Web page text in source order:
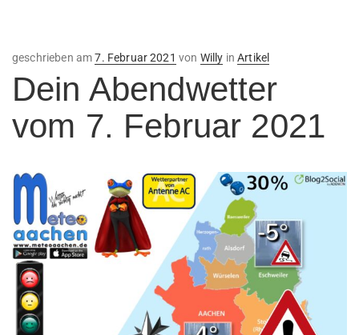
geschrieben amVeröffentlicht
am
7. Februar 2021 von Willy inArtikel
Dein Abendwetter
vom 7. Februar 2021